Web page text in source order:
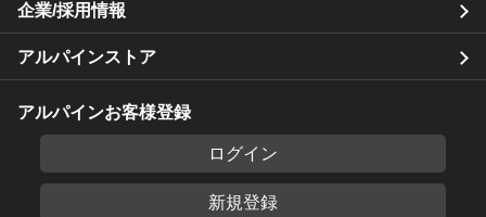
企業/採用情報
アルパインストア
アルパインお客様登録
ログイン
新規登録